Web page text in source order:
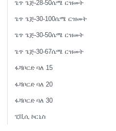
ጌጥ ጌጅ-28-50ሴሜ ርዝመት
ጌጥ ጌጅ-30-100ሴሜ ርዝመት
ጌጥ ጌጅ-30-50ሴሜ ርዝመት
ጌጥ ጌጅ-30-67ሴሜ ርዝመት
ፋሻቦርድ ባለ 15
ፋሻቦርድ ባለ 20
ፋሻቦርድ ባለ 30
ፒቪሲ ኮርኒስ